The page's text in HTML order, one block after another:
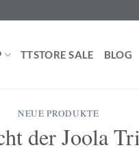
TTSTORE SALE BLOG
NEUE PRODUKTE
der Joola